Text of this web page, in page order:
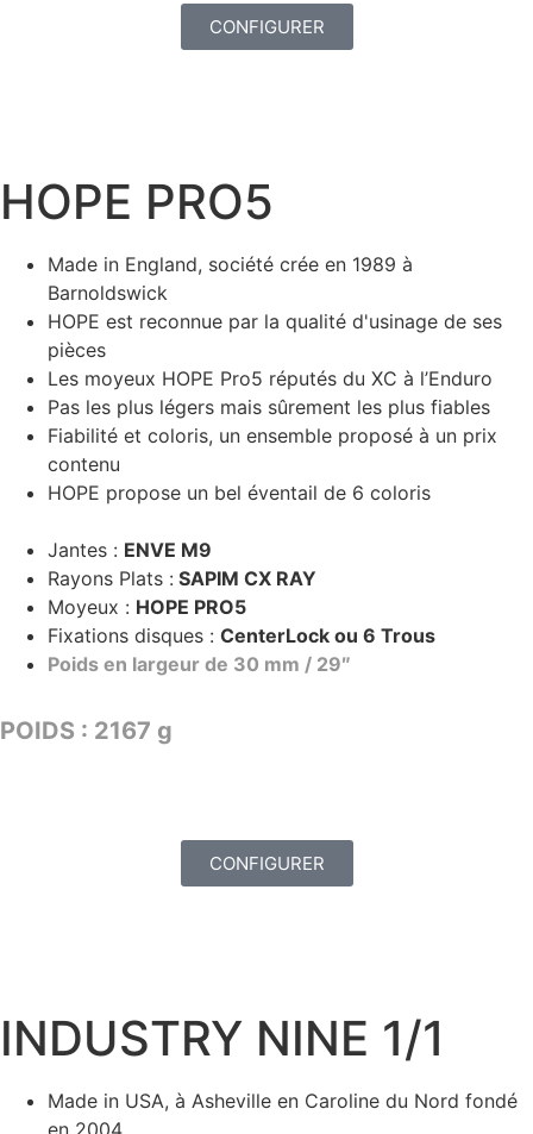
CONFIGURER
HOPE PRO5
Made in England, société crée en 1989 à
Barnoldswick
HOPE est reconnue par la qualité d'usinage de ses
pièces
Les moyeux HOPE Pro5 réputés du XC à l’Enduro
Pas les plus légers mais sûrement les plus fiables
Fiabilité et coloris, un ensemble proposé à un prix
contenu
HOPE propose un bel éventail de 6 coloris
Jantes : ENVE M9
Rayons Plats : SAPIM CX RAY
Moyeux : HOPE PRO5
Fixations disques : CenterLock ou 6 Trous
Poids en largeur de 30 mm / 29″
POIDS : 2167 g
CONFIGURER
INDUSTRY NINE 1/1
Made in USA, à Asheville en Caroline du Nord fondé
en 2004